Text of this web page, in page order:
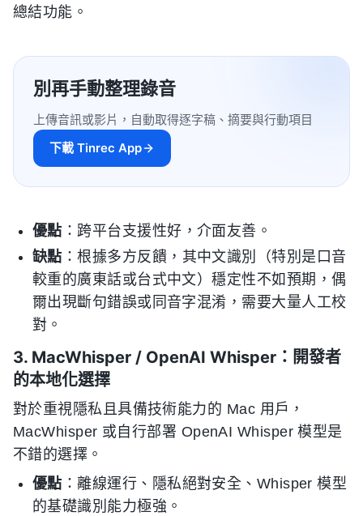
總結功能。
別再手動整理錄音
上傳音訊或影片，自動取得逐字稿、摘要與行動項目
下載 Tinrec App
優點 ：跨平台支援性好，介面友善。
缺點 ：根據多方反饋，其中文識別（特別是口音
較重的廣東話或台式中文）穩定性不如預期，偶
爾出現斷句錯誤或同音字混淆，需要大量人工校
對。
3. MacWhisper / OpenAI Whisper：開發者
的本地化選擇
對於重視隱私且具備技術能力的 Mac 用戶，
MacWhisper 或自行部署 OpenAI Whisper 模型是
不錯的選擇。
優點 ：離線運行、隱私絕對安全、Whisper 模型
的基礎識別能力極強。